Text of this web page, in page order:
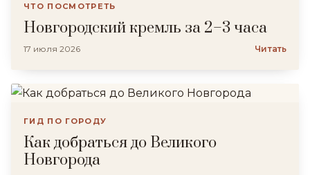
ЧТО ПОСМОТРЕТЬ
Новгородский кремль за 2–3 часа
17 июля 2026 Читать
ГИД ПО ГОРОДУ
Как добраться до Великого
Новгорода